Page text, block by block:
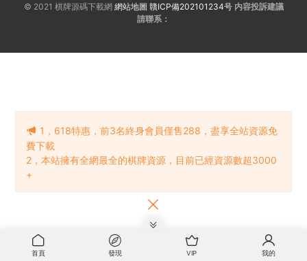
© 2021 棋牌源碼下載網 網站地圖 贛ICP備202101234号 内容投訴建議
請聯系：
首頁 發現 VIP 我的
1，618特惠，前3名終身會員僅售288，盡享全站資源免
費下載
2，本站擁有全網最全的棋牌資源，目前已經資源數超3000
+